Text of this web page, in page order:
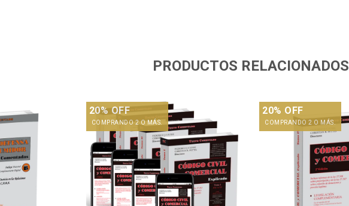
PRODUCTOS RELACIONADOS
20% OFF
COMPRANDO 2 O MÁS.
20% OFF
COMPRANDO 2 O MÁS.